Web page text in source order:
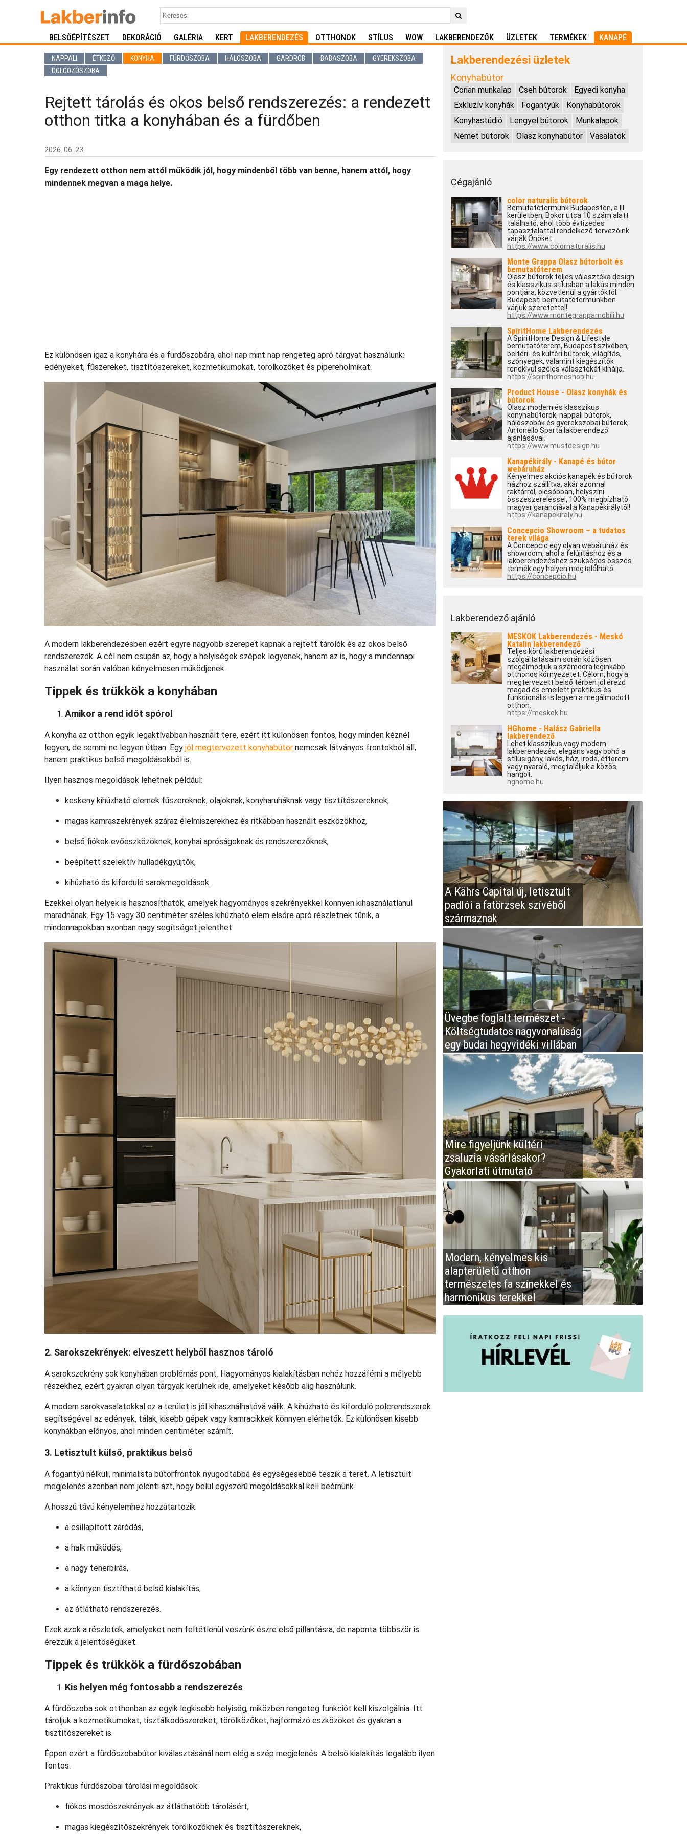
BELSŐÉPÍTÉSZET DEKORÁCIÓ GALÉRIA KERT LAKBERENDEZÉS OTTHONOK STÍLUS WOW LAKBERENDEZŐK ÜZLETEK TERMÉKEK KANAPÉ
NAPPALI ÉTKEZŐ KONYHA FÜRDŐSZOBA HÁLÓSZOBA GARDRÓB BABASZOBA
GYEREKSZOBA
DOLGOZÓSZOBA
Rejtett tárolás és okos belső rendszerezés: a rendezett
otthon titka a konyhában és a fürdőben
2026. 06. 23.
Egy rendezett otthon nem attól működik jól, hogy mindenből több van benne, hanem attól, hogy
mindennek megvan a maga helye.
Ez különösen igaz a konyhára és a fürdőszobára, ahol nap mint nap rengeteg apró tárgyat használunk:
edényeket, fűszereket, tisztítószereket, kozmetikumokat, törölközőket és pipereholmikat.
A modern lakberendezésben ezért egyre nagyobb szerepet kapnak a rejtett tárolók és az okos belső
rendszerezők. A cél nem csupán az, hogy a helyiségek szépek legyenek, hanem az is, hogy a mindennapi
használat során valóban kényelmesen működjenek.
Tippek és trükkök a konyhában
Amikor a rend időt spórol
A konyha az otthon egyik legaktívabban használt tere, ezért itt különösen fontos, hogy minden kéznél
legyen, de semmi ne legyen útban. Egy jól megtervezett konyhabútor nemcsak látványos frontokból áll,
hanem praktikus belső megoldásokból is.
Ilyen hasznos megoldások lehetnek például:
keskeny kihúzható elemek fűszereknek, olajoknak, konyharuháknak vagy tisztítószereknek,
magas kamraszekrények száraz élelmiszerekhez és ritkábban használt eszközökhöz,
belső fiókok evőeszközöknek, konyhai apróságoknak és rendszerezőknek,
beépített szelektív hulladékgyűjtők,
kihúzható és kiforduló sarokmegoldások.
Ezekkel olyan helyek is hasznosíthatók, amelyek hagyományos szekrényekkel könnyen kihasználatlanul
maradnának. Egy 15 vagy 30 centiméter széles kihúzható elem elsőre apró részletnek tűnik, a
mindennapokban azonban nagy segítséget jelenthet.
2. Sarokszekrények: elveszett helyből hasznos tároló
A sarokszekrény sok konyhában problémás pont. Hagyományos kialakításban nehéz hozzáférni a mélyebb
részekhez, ezért gyakran olyan tárgyak kerülnek ide, amelyeket később alig használunk.
A modern sarokvasalatokkal ez a terület is jól kihasználhatóvá válik. A kihúzható és kiforduló polcrendszerek
segítségével az edények, tálak, kisebb gépek vagy kamracikkek könnyen elérhetők. Ez különösen kisebb
konyhákban előnyös, ahol minden centiméter számít.
3. Letisztult külső, praktikus belső
A fogantyú nélküli, minimalista bútorfrontok nyugodtabbá és egységesebbé teszik a teret. A letisztult
megjelenés azonban nem jelenti azt, hogy belül egyszerű megoldásokkal kell beérnünk.
A hosszú távú kényelemhez hozzátartozik:
a csillapított záródás,
a halk működés,
a nagy teherbírás,
a könnyen tisztítható belső kialakítás,
az átlátható rendszerezés.
Ezek azok a részletek, amelyeket nem feltétlenül veszünk észre első pillantásra, de naponta többször is
érezzük a jelentőségüket.
Tippek és trükkök a fürdőszobában
Kis helyen még fontosabb a rendszerezés
A fürdőszoba sok otthonban az egyik legkisebb helyiség, miközben rengeteg funkciót kell kiszolgálnia. Itt
tároljuk a kozmetikumokat, tisztálkodószereket, törölközőket, hajformázó eszközöket és gyakran a
tisztítószereket is.
Éppen ezért a fürdőszobabútor kiválasztásánál nem elég a szép megjelenés. A belső kialakítás legalább ilyen
fontos.
Praktikus fürdőszobai tárolási megoldások:
fiókos mosdószekrények az átláthatóbb tárolásért,
magas kiegészítőszekrények törölközőknek és tisztítószereknek,
Lakberendezési üzletek
Konyhabútor
Corian munkalap Cseh bútorok
Egyedi konyha
Exkluzív konyhák
Fogantyúk
Konyhabútorok
Konyhastúdió
Lengyel bútorok
Munkalapok
Német bútorok
Olasz konyhabútor Vasalatok
Cégajánló
color naturalis bútorok
Bemutatótermünk Budapesten, a III.
kerületben, Bokor utca 10 szám alatt
található, ahol több évtizedes
tapasztalattal rendelkező tervezőink
várják Önöket.
https://www.colornaturalis.hu
Monte Grappa Olasz bútorbolt és
bemutatóterem
Olasz bútorok teljes választéka design
és klasszikus stílusban a lakás minden
pontjára, közvetlenül a gyártóktól.
Budapesti bemutatótermünkben
várjuk szeretettel!
https://www.montegrappamobili.hu
SpiritHome Lakberendezés
A SpiritHome Design & Lifestyle
bemutatóterem, Budapest szívében,
beltéri- és kültéri bútorok, világítás,
szőnyegek, valamint kiegészítők
rendkívül széles választékát kínálja.
https://spirithomeshop.hu
Product House - Olasz konyhák és
bútorok
Olasz modern és klasszikus
konyhabútorok, nappali bútorok,
hálószobák és gyerekszobai bútorok,
Antonello Sparta lakberendező
ajánlásával.
https://www.mustdesign.hu
Kanapékirály - Kanapé és bútor
webáruház
Kényelmes akciós kanapék és bútorok
házhoz szállítva, akár azonnal
raktárról, olcsóbban, helyszíni
összeszereléssel, 100% megbízható
magyar garanciával a Kanapékirálytól!
https://kanapekiraly.hu
Concepcio Showroom – a tudatos
terek világa
A Concepcio egy olyan webáruház és
showroom, ahol a felújításhoz és a
lakberendezéshez szükséges összes
termék egy helyen megtalálható.
https://concepcio.hu
Lakberendező ajánló
MESKOK Lakberendezés - Meskó
Katalin lakberendező
Teljes körű lakberendezési
szolgáltatásaim során közösen
megálmodjuk a számodra leginkább
otthonos környezetet. Célom, hogy a
megtervezett belső térben jól érezd
magad és emellett praktikus és
funkcionális is legyen a megálmodott
otthon.
https://meskok.hu
HGhome - Halász Gabriella
lakberendező
Lehet klasszikus vagy modern
lakberendezés, elegáns vagy bohó a
stílusigény, lakás, ház, iroda, étterem
vagy nyaraló, megtaláljuk a közös
hangot.
hghome.hu
A Kährs Capital új, letisztult
padlói a fatörzsek szívéből
származnak
Üvegbe foglalt természet -
Költségtudatos nagyvonalúság
egy budai hegyvidéki villában
Mire figyeljünk kültéri
zsaluzia vásárlásakor?
Gyakorlati útmutató
Modern, kényelmes kis
alapterületű otthon
természetes fa színekkel és
harmonikus terekkel